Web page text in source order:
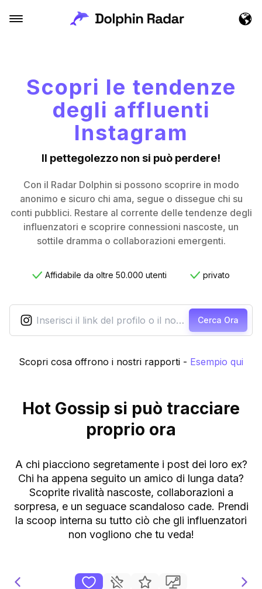
Scopri le tendenze
degli affluenti
Instagram
Il pettegolezzo non si può perdere!
Con il Radar Dolphin si possono scoprire in modo
anonimo e sicuro chi ama, segue o dissegue chi su
conti pubblici. Restare al corrente delle tendenze degli
influenzatori e scoprire connessioni nascoste, un
sottile dramma o collaborazioni emergenti.
Affidabile da oltre 50.000 utenti privato
Cerca Ora
Scopri cosa offrono i nostri rapporti - Esempio qui
Hot Gossip si può tracciare
proprio ora
A chi piacciono segretamente i post dei loro ex?
Chi ha appena seguito un amico di lunga data?
Scoprite rivalità nascoste, collaborazioni a
sorpresa, e un seguace scandaloso cade. Prendi
la scoop interna su tutto ciò che gli influenzatori
non vogliono che tu veda!